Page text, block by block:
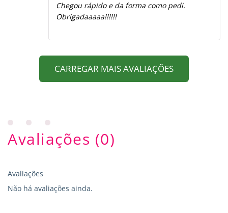
de 5
Chegou rápido e da forma como pedi.
Obrigadaaaaa!!!!!!
CARREGAR MAIS AVALIAÇÕES
Avaliações (0)
Avaliações
Não há avaliações ainda.